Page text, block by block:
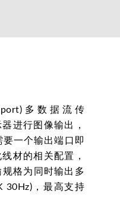
多数据流传
进行图像输出，
一个输出端口即
材的相关配置，
格为同时输出多
30Hz)，最高支持